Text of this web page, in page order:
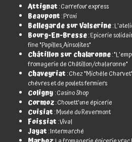
Attignat: Carrefour express
Beaupont: Proxi
Bellegarde sur Valserine:
Bourg-En-Bresse: Epicerie
fine "PapillesAinsolites"
Châtillon sur chalaronne:
fromagerie de Châtillon/chalaronne"
Chaveyriat: Chez "Michèle
chèvres et de poulets fermiers
Coligny: Casino Shop
Cormoz: Chouett'une épicerie
Cuisiat: Musée du Revermont
Foissiat: Vival
Jayat: Intermarché